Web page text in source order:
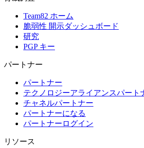
Team82 ホーム
脆弱性 開示ダッシュボード
研究
PGP キー
パートナー
パートナー
テクノロジーアライアンスパート
チャネルパートナー
パートナーになる
パートナーログイン
リソース